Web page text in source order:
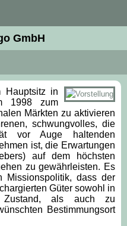
GmbH
Hauptsitz in
1998 zum
Märkten zu aktivieren
schwungvolles, die
vor Auge haltenden
ist, die Erwartungen
auf dem höchsten
zu gewährleisten. Es
Missionspolitik, dass der
Güter sowohl in
Zustand, als auch zu
Bestimmungsort